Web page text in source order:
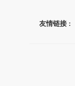
友情链接 :